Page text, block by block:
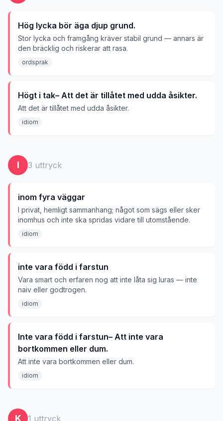
Hög lycka bör äga djup grund.
Stor lycka och framgång kräver stabil grund — annars är
den bräcklig och riskerar att rasa.
ordsprak
Högt i tak– Att det är tillåtet med udda åsikter.
Att det är tillåtet med udda åsikter.
idiom
I 3 uttryck
inom fyra väggar
I privat, hemligt sammanhang; något som sägs eller sker
inomhus och inte ska spridas vidare till utomstående.
idiom
inte vara född i farstun
Vara smart och erfaren nog att inte låta sig luras — inte
naiv eller godtrogen.
idiom
Inte vara född i farstun– Att inte vara
bortkommen eller dum.
Att inte vara bortkommen eller dum.
idiom
K 1 uttryck